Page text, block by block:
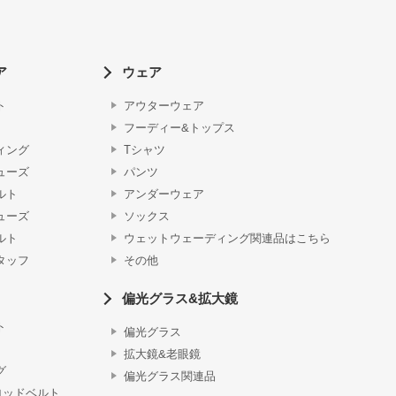
ング
ーズ
ト
ーズ
ト
ッフ
ドベルト
ウェア
アウターウェア
フーディー&トップス
Tシャツ
パンツ
アンダーウェア
ソックス
ウェットウェーディング関連品はこちら
その他
偏光グラス&拡大鏡
偏光グラス
拡大鏡&老眼鏡
偏光グラス関連品